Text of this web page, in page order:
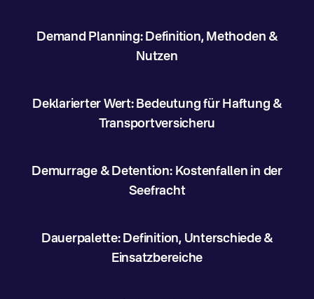
Demand Planning: Definition, Methoden &
Nutzen
Deklarierter Wert: Bedeutung für Haftung &
Transportversicheru
Demurrage & Detention: Kostenfallen in der
Seefracht
Dauerpalette: Definition, Unterschiede &
Einsatzbereiche